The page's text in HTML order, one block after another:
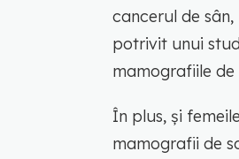
cancerul de
potrivit unui
mamografiile
În plus, și
mamografii de